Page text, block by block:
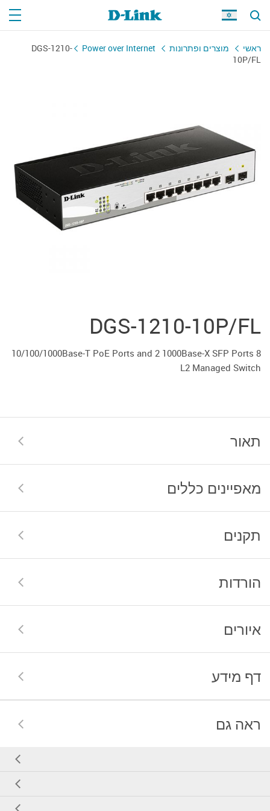
ראשי מוצרים ופתרונות Power over Internet
DGS-1210-
10P/FL
DGS-1210-10P/FL
8 10/100/1000Base-T PoE Ports and 2 1000Base-X SFP Ports
L2 Managed Switch
תאור
מאפיינים כללים
תקנים
הורדות
איורים
דף מידע
ראה גם